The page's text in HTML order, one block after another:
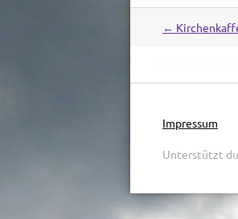
Post
←
Impressum
Unterstützt